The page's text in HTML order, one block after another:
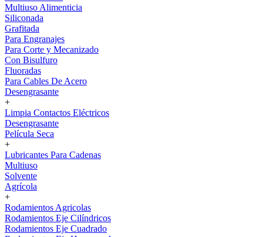
Multiuso Alimenticia
Siliconada
Grafitada
Para Engranajes
Para Corte y Mecanizado
Con Bisulfuro
Fluoradas
Para Cables De Acero
Desengrasante
+
Limpia Contactos Eléctricos
Desengrasante
Película Seca
+
Lubricantes Para Cadenas
Multiuso
Solvente
Agrícola
+
Rodamientos Agricolas
Rodamientos Eje Cilíndricos
Rodamientos Eje Cuadrado